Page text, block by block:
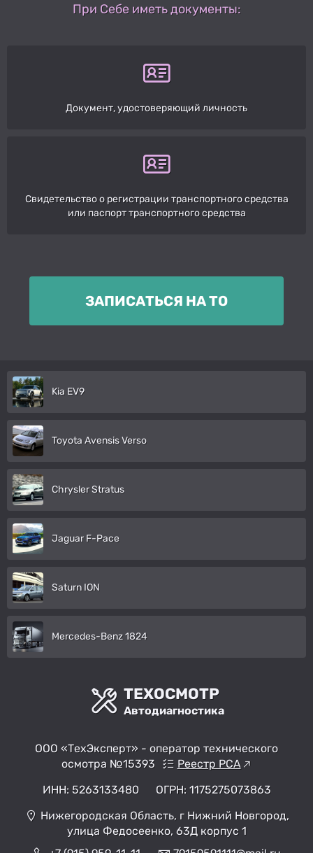
При Себе иметь документы:
Документ, удостоверяющий личность
Свидетельство о регистрации транспортного средства
или паспорт транспортного средства
ЗАПИСАТЬСЯ НА ТО
Kia EV9
Toyota Avensis Verso
Chrysler Stratus
Jaguar F-Pace
Saturn ION
Mercedes-Benz 1824
ТЕХОСМОТР
Автодиагностика
ООО «ТехЭксперт» - оператор технического
осмотра №15393
Реестр РСА
ИНН: 5263133480
ОГРН: 1175275073863
Нижегородская Область, г Нижний Новгород,
улица Федосеенко, 63Д корпус 1